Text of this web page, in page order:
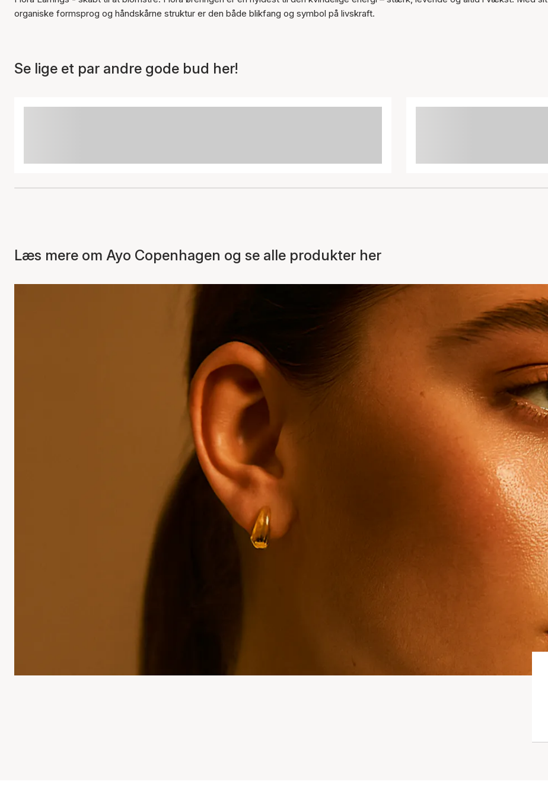
organiske formsprog og håndskårne struktur er den både blikfang og symbol på livskraft.
Se lige et par andre gode bud her!
Læs mere om Ayo Copenhagen og se alle produkter her